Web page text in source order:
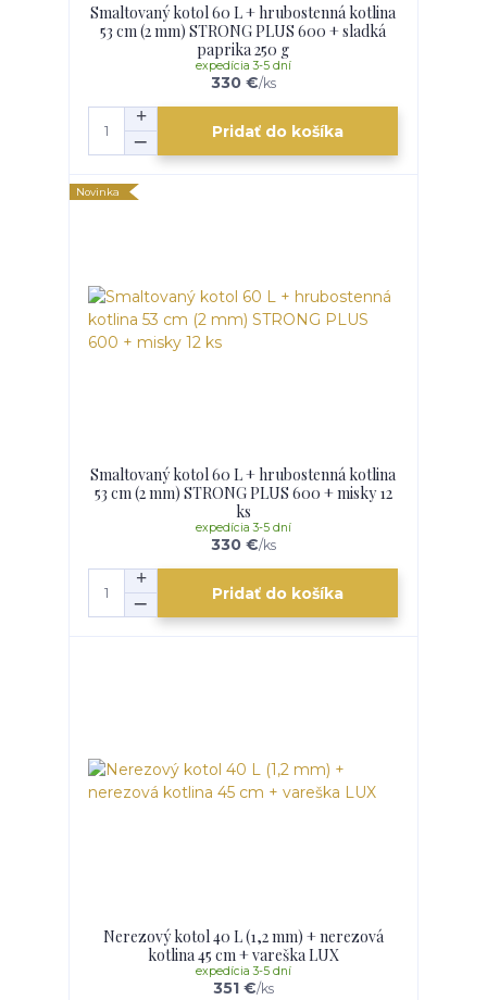
Smaltovaný kotol 60 L + hrubostenná kotlina
53 cm (2 mm) STRONG PLUS 600 + sladká
paprika 250 g
330 €/ks
expedícia 3-5 dní
Pridať do košíka
Novinka
Smaltovaný kotol 60 L + hrubostenná kotlina
53 cm (2 mm) STRONG PLUS 600 + misky 12
ks
330 €/ks
expedícia 3-5 dní
Pridať do košíka
Nerezový kotol 40 L (1,2 mm) + nerezová
kotlina 45 cm + vareška LUX
351 €/ks
expedícia 3-5 dní